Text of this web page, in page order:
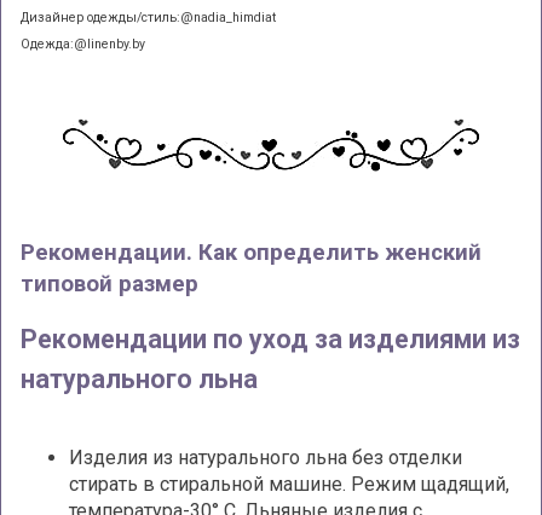
Дизайнер одежды/стиль:@nadia_himdiat
Одежда:@linenby.by
Рекомендации. Как определить женский
типовой размер
Рекомендации по уход за изделиями из
натурального льна
Изделия из натурального льна без отделки
стирать в стиральной машине. Режим щадящий,